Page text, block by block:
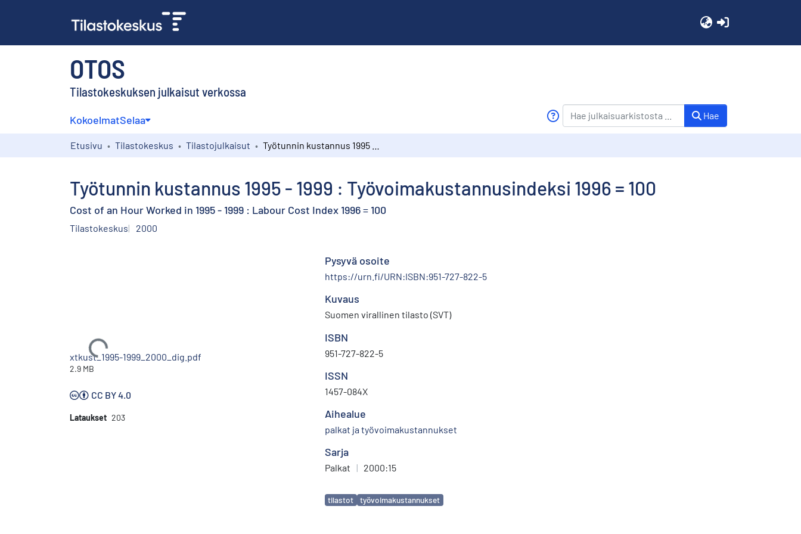
OTOS
Tilastokeskuksen julkaisut verkossa
KokoelmatSelaa Hae
Etusivu Tilastokeskus Tilastojulkaisut
Työtunnin kustannus 1995 - 1999 : Työvoimakustannusindeksi 1996 = 100
Cost of an Hour Worked in 1995 - 1999 : Labour Cost Index 1996 = 100
Tilastokeskus 2000
Ladataan...
xtkust_1995-1999_2000_dig.pdf
2.9 MB
CC BY 4.0
Lataukset 203
Pysyvä osoite
https://urn.fi/URN:ISBN:951-727-822-5
Kuvaus
Suomen virallinen tilasto (SVT)
ISBN
951-727-822-5
ISSN
1457-084X
Aihealue
palkat ja työvoimakustannukset
Sarja
Palkat | 2000:15
Avainsanat
tilastot työvoimakustannukset